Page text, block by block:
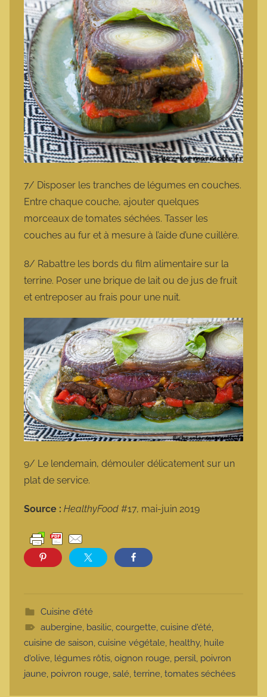
7/ Disposer les tranches de légumes en couches.
Entre chaque couche, ajouter quelques
morceaux de tomates séchées. Tasser les
couches au fur et à mesure à l’aide d’une cuillère.
8/ Rabattre les bords du film alimentaire sur la
terrine. Poser une brique de lait ou de jus de fruit
et entreposer au frais pour une nuit.
9/ Le lendemain, démouler délicatement sur un
plat de service.
Source : HealthyFood #17, mai-juin 2019
Cuisine d'été
aubergine, basilic, courgette, cuisine d'été,
cuisine de saison, cuisine végétale, healthy, huile
d'olive, légumes rôtis, oignon rouge, persil, poivron
jaune, poivron rouge, salé, terrine, tomates séchées